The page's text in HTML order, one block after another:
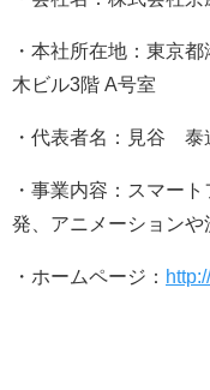
・本社所在地：東京
木ビル3階 A号室
・代表者名：見谷 泰
・事業内容：スマー
発、アニメーション
・ホームページ：